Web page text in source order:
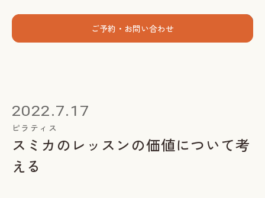
指導者養成講座
ご予約・お問い合わせ
2022.7.17
ピラティス
スミカのレッスンの価値について考
える